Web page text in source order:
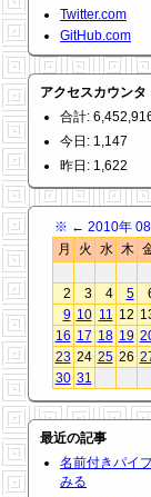
Twitter.com
GitHub.com
アクセスカウンタ
合計:
今日: 1,147
昨日: 1,622
※ ← 2010年 08
月
火 水 木
2
3 4 5
9 10 11 12
16 17 18 19
23 24 25 26
30 31
最近の記事
名前付きパイ
みる